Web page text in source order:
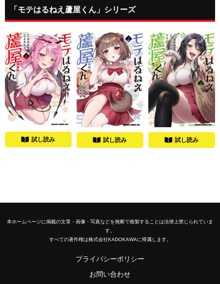
「モテはるねえ蘆屋くん」シリーズ
試し読み 試し読み 試し読み
本ホームページに掲載の文章・画像・写真などを無断で複製することは法律上禁じられていま
す。
すべての著作権は株式会社KADOKAWAに帰属します。
プライバシーポリシー
お問い合わせ